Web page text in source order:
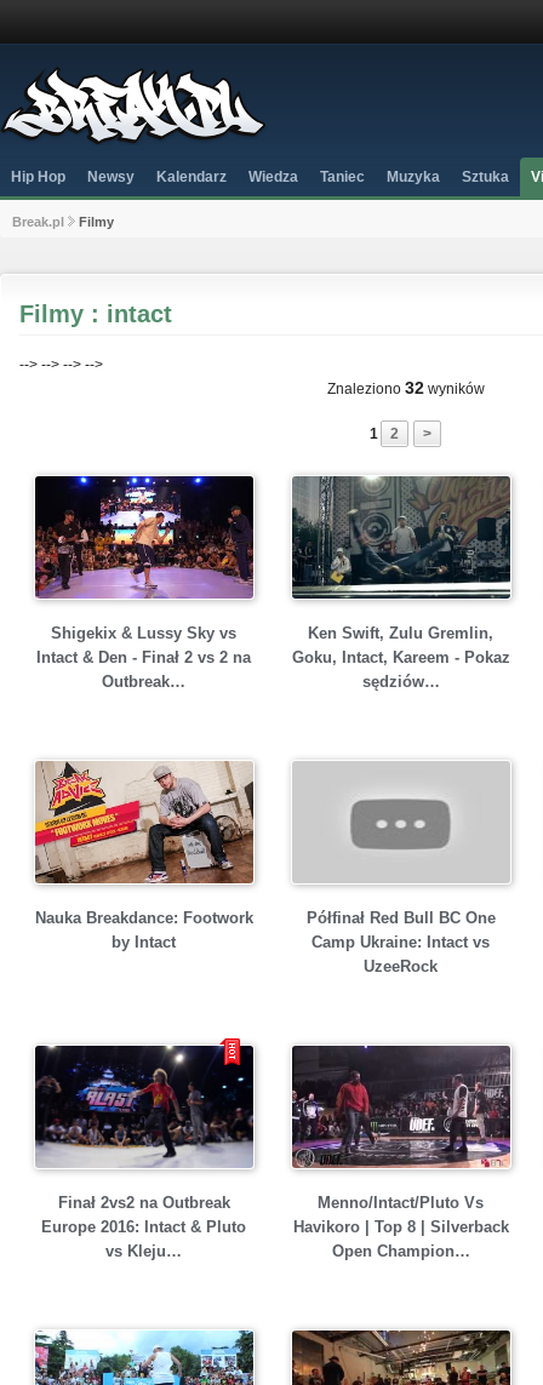
Hip Hop Newsy Kalendarz Wiedza Taniec Muzyka Sztuka
Break.pl Filmy
Filmy : intact
--> --> --> -->
Znaleziono 32 wyników
1 2 >
Shigekix & Lussy Sky vs
Intact & Den - Finał 2 vs 2 na
Outbreak…
Ken Swift, Zulu Gremlin,
Goku, Intact, Kareem - Pokaz
sędziów…
Nauka Breakdance: Footwork
by Intact
Półfinał Red Bull BC One
Camp Ukraine: Intact vs
UzeeRock
Finał 2vs2 na Outbreak
Europe 2016: Intact & Pluto
vs Kleju…
Menno/Intact/Pluto Vs
Havikoro | Top 8 | Silverback
Open Champion…